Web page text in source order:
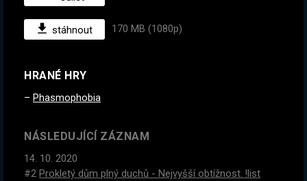
stáhnout 170 MB (1080p)
HRANÉ HRY
Phasmophobia
NÁSLEDUJÍCÍ ZÁZNAM
14. 10. 2020
#2 Prokletý dům plný duchů - Nejvyšší obtížnost. !list